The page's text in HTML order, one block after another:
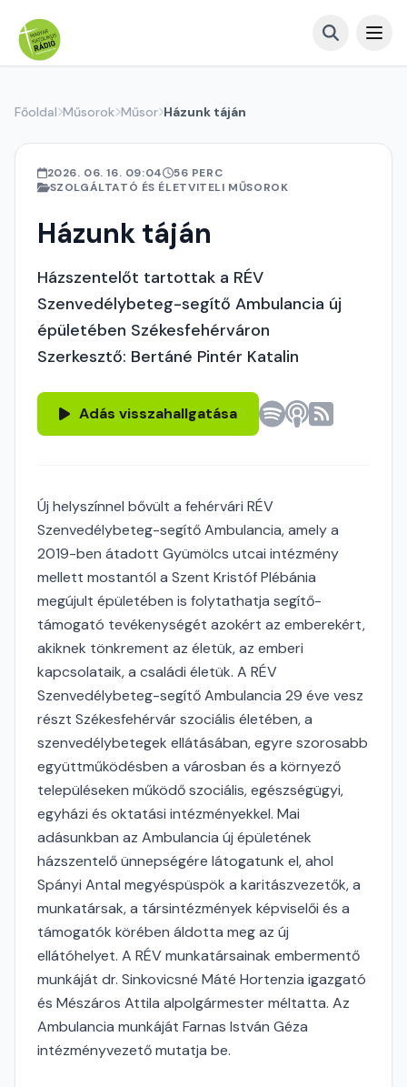
Főoldal Műsorok Műsor Házunk táján
2026. 06. 16. 09:04
56 PERC
SZOLGÁLTATÓ ÉS ÉLETVITELI MŰSOROK
Házunk táján
Házszentelőt tartottak a RÉV
Szenvedélybeteg-segítő Ambulancia új
épületében Székesfehérváron
Szerkesztő: Bertáné Pintér Katalin
Adás visszahallgatása
Új helyszínnel bővült a fehérvári RÉV
Szenvedélybeteg-segítő Ambulancia, amely a
2019-ben átadott Gyümölcs utcai intézmény
mellett mostantól a Szent Kristóf Plébánia
megújult épületében is folytathatja segítő-
támogató tevékenységét azokért az emberekért,
akiknek tönkrement az életük, az emberi
kapcsolataik, a családi életük. A RÉV
Szenvedélybeteg-segítő Ambulancia 29 éve vesz
részt Székesfehérvár szociális életében, a
szenvedélybetegek ellátásában, egyre szorosabb
együttműködésben a városban és a környező
településeken működő szociális, egészségügyi,
egyházi és oktatási intézményekkel. Mai
adásunkban az Ambulancia új épületének
házszentelő ünnepségére látogatunk el, ahol
Spányi Antal megyéspüspök a karitászvezetők, a
munkatársak, a társintézmények képviselői és a
támogatók körében áldotta meg az új
ellátóhelyet. A RÉV munkatársainak embermentő
munkáját dr. Sinkovicsné Máté Hortenzia igazgató
és Mészáros Attila alpolgármester méltatta. Az
Ambulancia munkáját Farnas István Géza
intézményvezető mutatja be.